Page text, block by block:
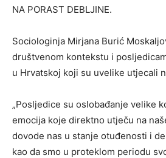
NA PORAST DEBLJINE.
Sociologinja Mirjana Burić
društvenom kontekstu i
u Hrvatskoj koji su uvelike utjecali
„Posljedice su oslobađanje velike
emocija koje direktno utječu na
dovode nas u stanje otuđenosti i
kao da smo u proteklom periodu